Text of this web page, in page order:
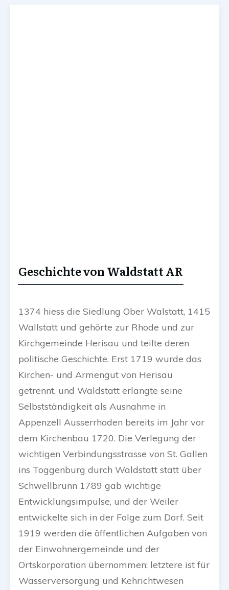
Geschichte von Waldstatt AR
1374 hiess die Siedlung Ober Walstatt, 1415
Wallstatt und gehörte zur Rhode und zur
Kirchgemeinde Herisau und teilte deren
politische Geschichte. Erst 1719 wurde das
Kirchen- und Armengut von Herisau
getrennt, und Waldstatt erlangte seine
Selbstständigkeit als Ausnahme in
Appenzell Ausserrhoden bereits im Jahr vor
dem Kirchenbau 1720. Die Verlegung der
wichtigen Verbindungsstrasse von St. Gallen
ins Toggenburg durch Waldstatt statt über
Schwellbrunn 1789 gab wichtige
Entwicklungsimpulse, und der Weiler
entwickelte sich in der Folge zum Dorf. Seit
1919 werden die öffentlichen Aufgaben von
der Einwohnergemeinde und der
Ortskorporation übernommen; letztere ist für
Wasserversorgung und Kehrichtwesen